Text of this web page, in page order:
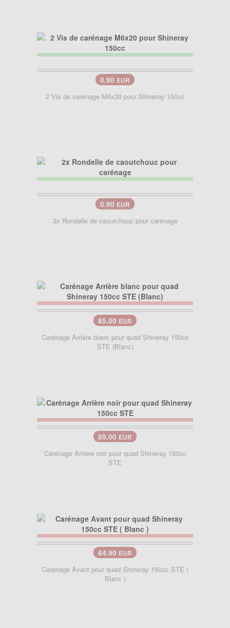
0.90 EUR
2 Vis de carénage M6x20 pour Shineray 150cc
0.90 EUR
2x Rondelle de caoutchouc pour carénage
85.00 EUR
Carénage Arrière blanc pour quad Shineray 150cc
STE (Blanc)
85.00 EUR
Carénage Arrière noir pour quad Shineray 150cc
STE
64.90 EUR
Carénage Avant pour quad Shineray 150cc STE (
Blanc )